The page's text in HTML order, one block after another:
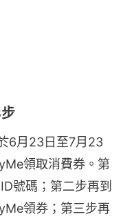
6月23日至7月23
領取消費券。第
號碼；第二步再到
領券；第三步再